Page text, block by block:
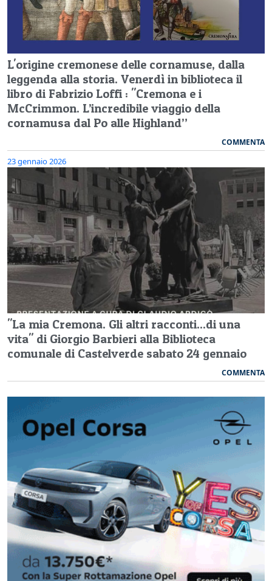
L'origine cremonese delle cornamuse, dalla
leggenda alla storia. Venerdì in biblioteca il
libro di Fabrizio Loffi : "Cremona e i
McCrimmon. L’incredibile viaggio della
cornamusa dal Po alle Highland”
COMMENTA
23 gennaio 2026
"La mia Cremona. Gli altri racconti...di una
vita" di Giorgio Barbieri alla Biblioteca
comunale di Castelverde sabato 24 gennaio
COMMENTA